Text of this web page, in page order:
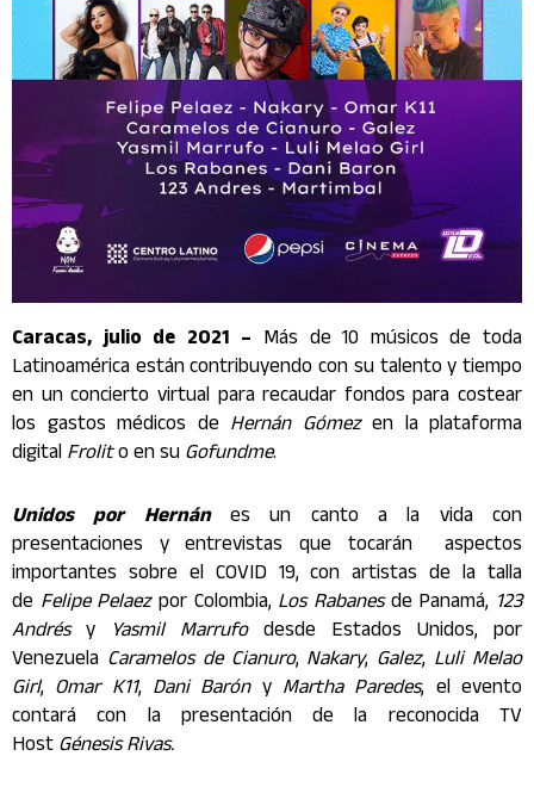
Caracas, julio de 2021 – Más de 10 músicos de toda
Latinoamérica están contribuyendo con su talento y tiempo
en un concierto virtual para recaudar fondos para costear
los gastos médicos de Hernán Gómezen la plataforma
digitalFrolito en suGofundme.
Unidos por Hernánes un canto a la vida con
presentaciones y entrevistas que tocarán aspectos
importantes sobre el COVID 19, conartistas de la talla
de Felipe Pelaezpor Colombia, Los Rabanesde Panamá, 123
Andrésy Yasmil Marrufodesde Estados Unidos, por
Venezuela Caramelos de Cianuro, Nakary, Galez, Luli Melao
Girl, Omar K11, Dani Baróny Martha Paredes, el evento
contará con la presentación de la reconocida TV
HostGénesis Rivas.